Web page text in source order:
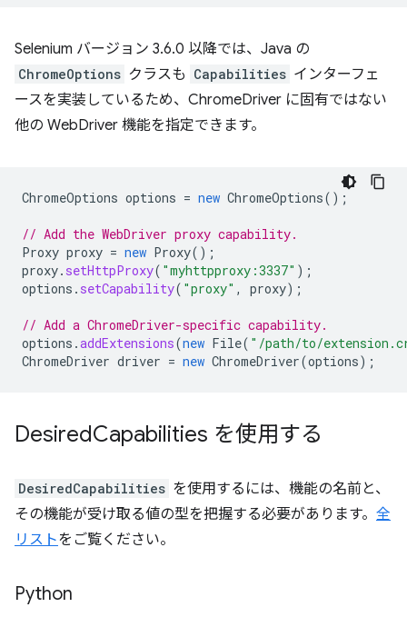
Selenium バージョン 3.6.0 以降では、Java の
ChromeOptions クラスも Capabilities インターフェ
ースを実装しているため、ChromeDriver に固有ではない
他の WebDriver 機能を指定できます。
ChromeOptions options = new ChromeOptions();
// Add the WebDriver proxy capability.
Proxy proxy = new Proxy();
proxy. setHttpProxy( "myhttpproxy:3337" );
options . setCapability( "proxy" , proxy);
// Add a ChromeDriver-specific capability.
options .addExtensions(new File( "/path/to/
ChromeDriver driver = new ChromeDriver(options);
DesiredCapabilities を使用する
DesiredCapabilities を使用するには、機能の名前と、
その機能が受け取る値の型を把握する必要があります。 全
リストをご覧ください。
Python